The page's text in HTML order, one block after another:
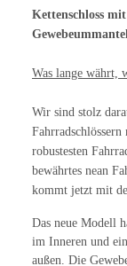
Kettenschloss
Was lange währt,
Wir sind stolz
robustesten
bewährtes nean
kommt jetzt mit
Das neue Modell
im Inneren und
außen. Die